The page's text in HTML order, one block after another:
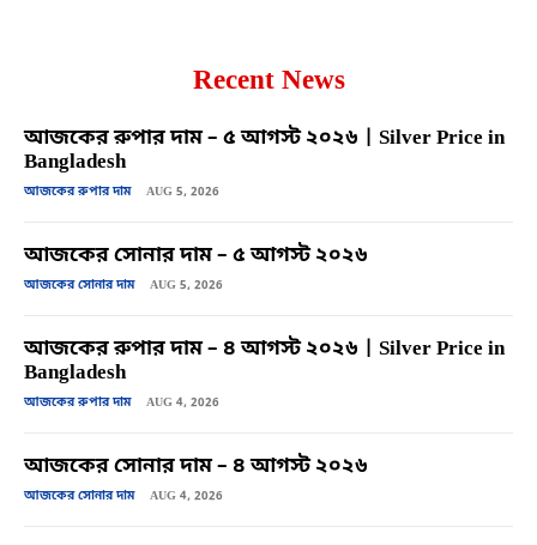
Recent News
আজকের রুপার দাম – ৫ আগস্ট ২০২৬ | Silver Price in
Bangladesh
আজকের রুপার দাম AUG 5, 2026
আজকের সোনার দাম – ৫ আগস্ট ২০২৬
আজকের সোনার দাম AUG 5, 2026
আজকের রুপার দাম – ৪ আগস্ট ২০২৬ | Silver Price in
Bangladesh
আজকের রুপার দাম AUG 4, 2026
আজকের সোনার দাম – ৪ আগস্ট ২০২৬
আজকের সোনার দাম AUG 4, 2026